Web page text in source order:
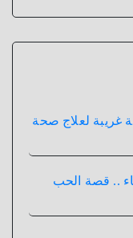
غريبة لعلاج صحة
.. قصة الحب